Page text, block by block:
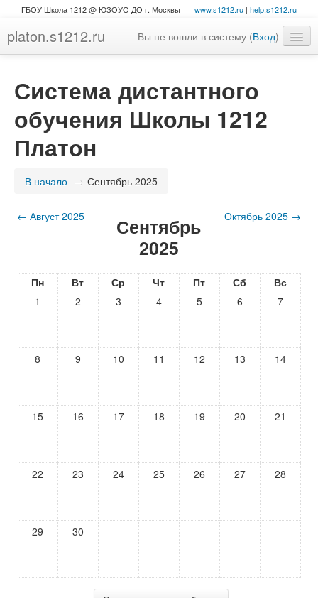
ГБОУ Школа 1212 @ ЮЗОУО ДО г. Москвы www.s1212.ru| help.s1212.ru
platon.s1212.ru Вы не вошли в систему (Вход)
Система дистантного
обучения Школы 1212
Платон
В начало → Сентябрь 2025
← Август 2025
Сентябрь
2025
Октябрь 2025 →
Пн Вт Ср Чт Пт Сб
Вс
1
2 3 4 5 6 7
8 9 10 11 12 13 14
15 16 17 18 19 20 21
22 23 24 25 26 27 28
29 30